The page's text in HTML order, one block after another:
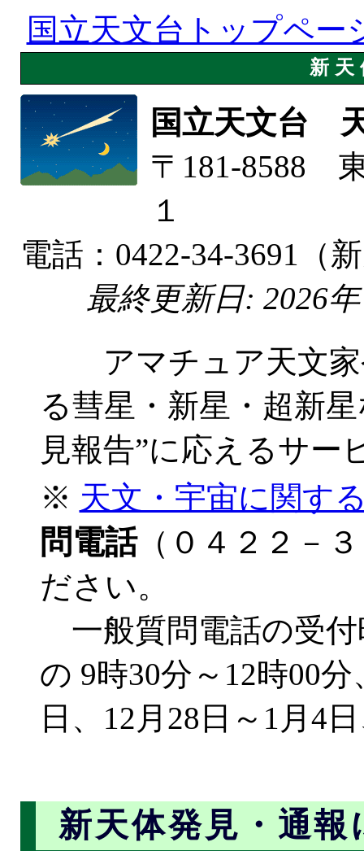
国立天文台トップペー
新
国立天文台
〒181-8588
１
電話：0422-34-3691（
最終更新日: 2026
アマチュア天文家
る彗星・新星・超新
見報告”に応えるサー
※ 天文・宇宙に関す
問電話（０４２２－
ださい。
一般質問電話の受付
の 9時30分～12時00
日、12月28日～1月4
新天体発見・通報